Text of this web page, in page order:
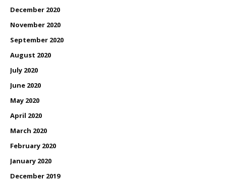
December 2020
November 2020
September 2020
August 2020
July 2020
June 2020
May 2020
April 2020
March 2020
February 2020
January 2020
December 2019